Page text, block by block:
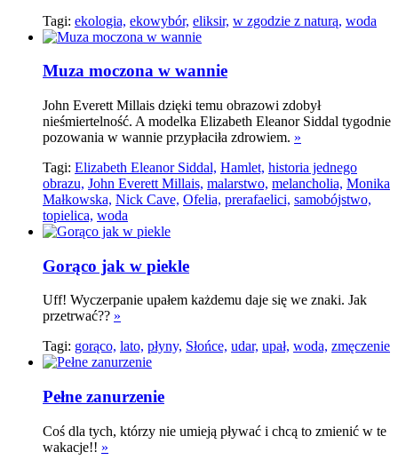
Tagi: ekologia, ekowybór, eliksir, w zgodzie z naturą, woda
Muza moczona w wannie
John Everett Millais dzięki temu obrazowi zdobył
nieśmiertelność. A modelka Elizabeth Eleanor Siddal tygodnie
pozowania w wannie przypłaciła zdrowiem. »
Tagi: Elizabeth Eleanor Siddal, Hamlet, historia jednego
obrazu, John Everett Millais, malarstwo, melancholia, Monika
Małkowska, Nick Cave, Ofelia, prerafaelici, samobójstwo,
topielica, woda
Gorąco jak w piekle
Uff! Wyczerpanie upałem każdemu daje się we znaki. Jak
przetrwać?? »
Tagi: gorąco, lato, płyny, Słońce, udar, upał, woda, zmęczenie
Pełne zanurzenie
Coś dla tych, którzy nie umieją pływać i chcą to zmienić w te
wakacje!! »